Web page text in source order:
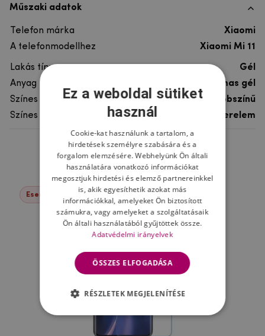
Műszaki adatok
Telefon márka
Xiaomi
A telefonmodellhez
Xiaomi Mi 11
Lakás típusa
Gél
Anyag
rugalmas gél
Színes
többszínű
Színes motívum
Szerelem
Ne felejtsd el
Események -22%
Ez a weboldal sütiket
használ
Cookie-kat használunk a tartalom, a
hirdetések személyre szabására és a
forgalom elemzésére. Webhelyünk Ön általi
használatára vonatkozó információkat
megosztjuk hirdetési és elemző partnereinkkel
is, akik egyesíthetik azokat más
információkkal, amelyeket Ön biztosított
számukra, vagy amelyeket a szolgáltatásaik
Ön általi használatából gyűjtöttek össze.
Adatvédelmi irányelvek
ÖSSZES ELFOGADÁSA
RÉSZLETEK MEGJELENÍTÉSE